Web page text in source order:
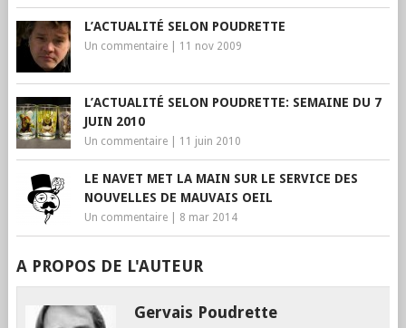
L’ACTUALITÉ SELON POUDRETTE
Un commentaire| 11 nov 2009
L’ACTUALITÉ SELON POUDRETTE: SEMAINE DU 7
JUIN 2010
Un commentaire| 11 juin 2010
LE NAVET MET LA MAIN SUR LE SERVICE DES
NOUVELLES DE MAUVAIS OEIL
Un commentaire| 8 mar 2014
A PROPOS DE L'AUTEUR
Gervais Poudrette